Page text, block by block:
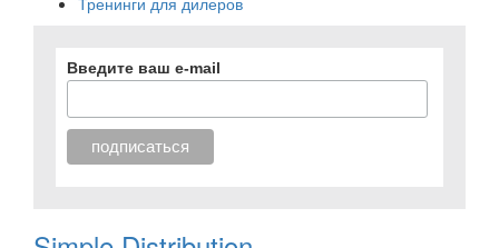
Введите ваш e-mail